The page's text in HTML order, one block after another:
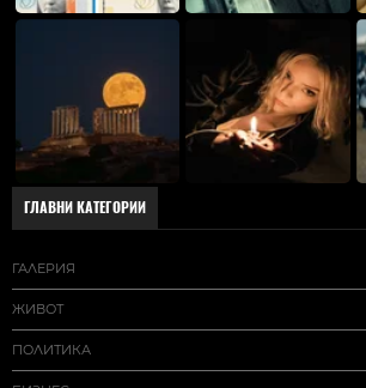
ГЛАВНИ КАТЕГОРИИ
ГАЛЕРИЯ
ЖИВОТ
ПОЛИТИКА